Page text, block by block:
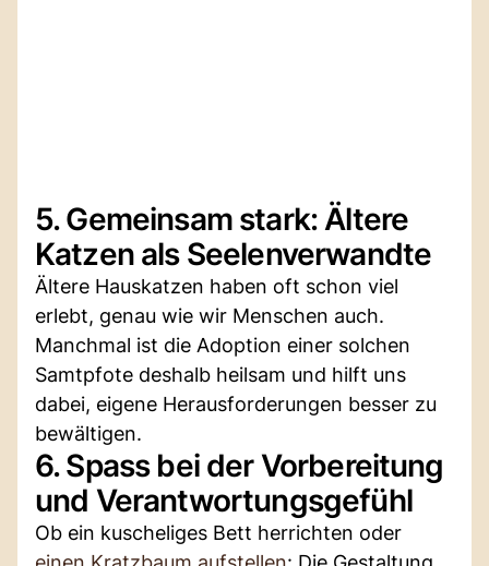
5. Gemeinsam stark: Ältere
Katzen als Seelenverwandte
Ältere Hauskatzen haben oft schon viel
erlebt, genau wie wir Menschen auch.
Manchmal ist die Adoption einer solchen
Samtpfote deshalb heilsam und hilft uns
dabei, eigene Herausforderungen besser zu
bewältigen.
6. Spass bei der Vorbereitung
und Verantwortungsgefühl
Ob ein kuscheliges Bett herrichten oder